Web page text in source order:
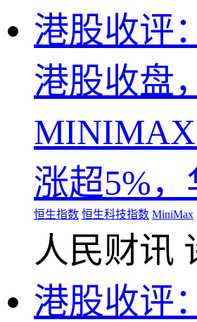
港股收评
港股收盘
MINIMAX
涨超5%
恒生指数 恒生科技指数 MiniMax
人民财讯
港股收评